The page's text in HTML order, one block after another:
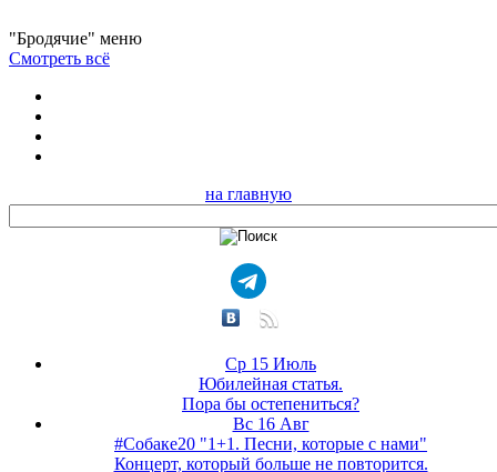
"Бродячие" меню
Смотреть всё
на главную
Ср 15 Июль
Юбилейная статья.
Пора бы остепениться?
Вс 16 Авг
#Собаке20 "1+1. Песни, которые с нами"
Концерт, который больше не повторится.